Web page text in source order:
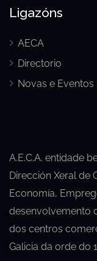
Ligazóns
AECA
Directorio
Novas e Eventos
A.E.C.A. entidade
Dirección Xeral de
Economía,
desenvolvemento
dos centros
Galicia da orde do